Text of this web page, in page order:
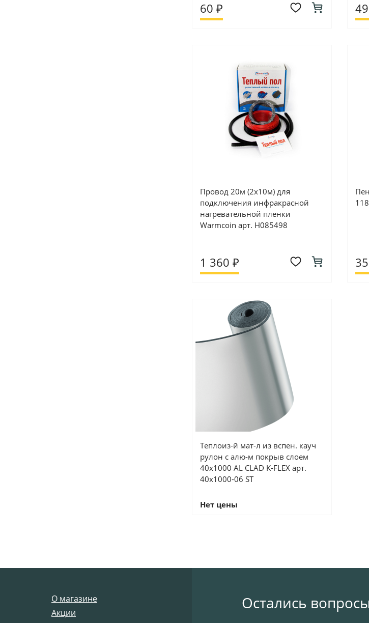
60 ₽
Провод 20м (2х10м) для
подключения инфракрасной
нагревательной пленки
Warmcoin арт. Н085498
1 360 ₽
Теплоиз-й мат-л из вспен. кауч
рулон с алю-м покрыв слоем
40х1000 AL CLAD K-FLEX арт.
40х1000-06 ST
Нет цены
О магазине
Акции
Остались